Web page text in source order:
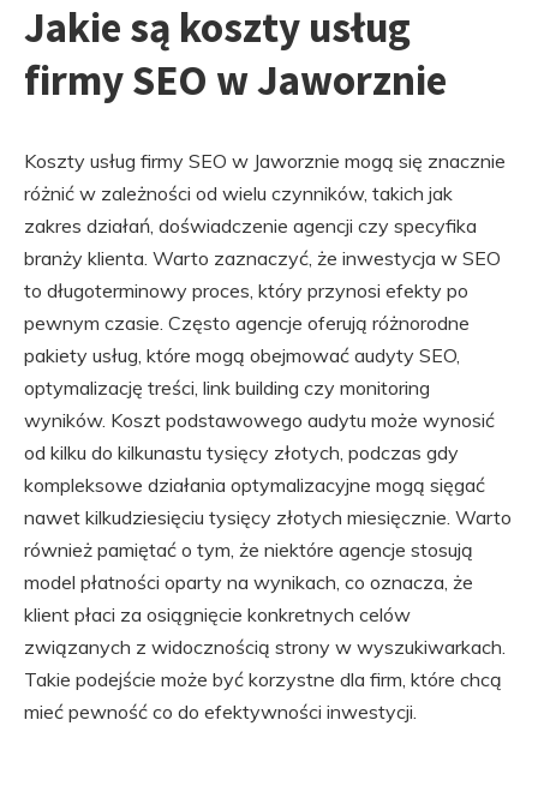
Jakie są koszty usług
firmy SEO w Jaworznie
Koszty usług firmy SEO w Jaworznie mogą się znacznie
różnić w zależności od wielu czynników, takich jak
zakres działań, doświadczenie agencji czy specyfika
branży klienta. Warto zaznaczyć, że inwestycja w SEO
to długoterminowy proces, który przynosi efekty po
pewnym czasie. Często agencje oferują różnorodne
pakiety usług, które mogą obejmować audyty SEO,
optymalizację treści, link building czy monitoring
wyników. Koszt podstawowego audytu może wynosić
od kilku do kilkunastu tysięcy złotych, podczas gdy
kompleksowe działania optymalizacyjne mogą sięgać
nawet kilkudziesięciu tysięcy złotych miesięcznie. Warto
również pamiętać o tym, że niektóre agencje stosują
model płatności oparty na wynikach, co oznacza, że
klient płaci za osiągnięcie konkretnych celów
związanych z widocznością strony w wyszukiwarkach.
Takie podejście może być korzystne dla firm, które chcą
mieć pewność co do efektywności inwestycji.